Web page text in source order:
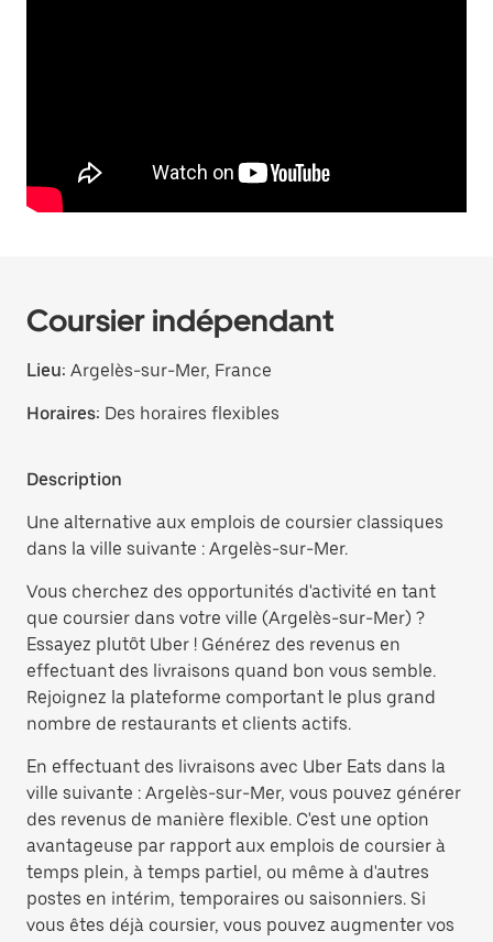
Coursier indépendant
Lieu: Argelès-sur-Mer, France
Horaires: Des horaires flexibles
Description
Une alternative aux emplois de coursier classiques
dans la ville suivante : Argelès-sur-Mer.
Vous cherchez des opportunités d'activité en tant
que coursier dans votre ville (Argelès-sur-Mer) ?
Essayez plutôt Uber ! Générez des revenus en
effectuant des livraisons quand bon vous semble.
Rejoignez la plateforme comportant le plus grand
nombre de restaurants et clients actifs.
En effectuant des livraisons avec Uber Eats dans la
ville suivante : Argelès-sur-Mer, vous pouvez générer
des revenus de manière flexible. C'est une option
avantageuse par rapport aux emplois de coursier à
temps plein, à temps partiel, ou même à d'autres
postes en intérim, temporaires ou saisonniers. Si
vous êtes déjà coursier, vous pouvez augmenter vos